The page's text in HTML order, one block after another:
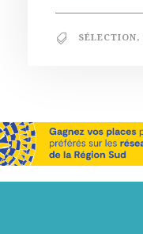
SÉLECTION,